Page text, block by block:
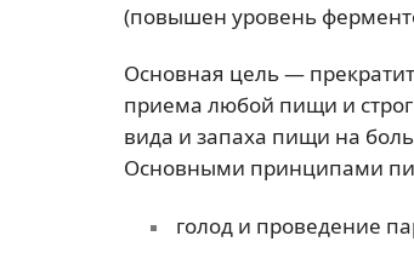
(повышен уровень
Основная цель —
приема любой пищи и
вида и запаха пищи на
Основными принципами
голод и проведение